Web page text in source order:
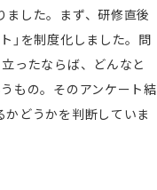
ました。まず、研修直後
」を制度化しました。問
ったならば、どんなと
もの。そのアンケート結
どうかを判断していま